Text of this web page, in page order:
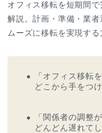
オフィス移転を短期間
解説。計画・準備・業
ムーズに移転を実現する
「オフィス移転
どこから手をつ
「関係者の調整
どんどん遅れてし